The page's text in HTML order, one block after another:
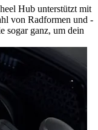
Hub unterstützt mit
von Radformen und -
sogar ganz, um dein